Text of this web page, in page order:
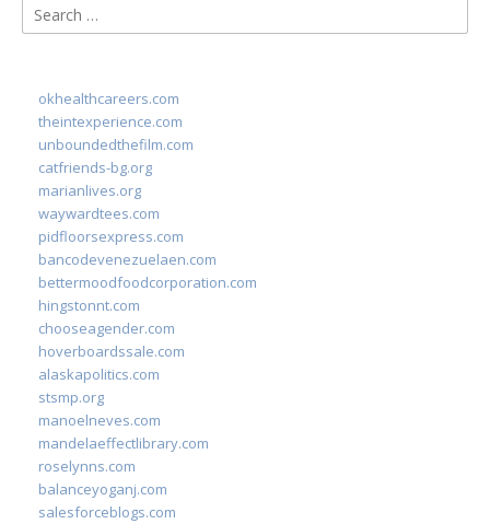
Search
for:
okhealthcareers.com
theintexperience.com
unboundedthefilm.com
catfriends-bg.org
marianlives.org
waywardtees.com
pidfloorsexpress.com
bancodevenezuelaen.com
bettermoodfoodcorporation.com
hingstonnt.com
chooseagender.com
hoverboardssale.com
alaskapolitics.com
stsmp.org
manoelneves.com
mandelaeffectlibrary.com
roselynns.com
balanceyoganj.com
salesforceblogs.com